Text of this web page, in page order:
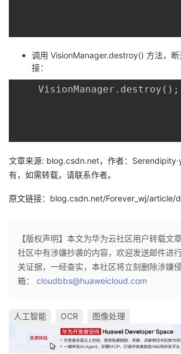
调用 VisionManager.destroy() 方法，
接：
文章来源: blog.csdn.net，作者：
有，如需转载，请联系作者。
原文链接：blog.csdn.net/Forever_wj/article/
【版权声明】本文为华为云社区用户转载文
社区中有涉嫌抄袭的内容，欢迎发送邮件进
关证据，一经查实，本社区将立刻删除涉嫌
箱： cloudbbs@huaweicloud.com
人工智能 OCR 图像处理